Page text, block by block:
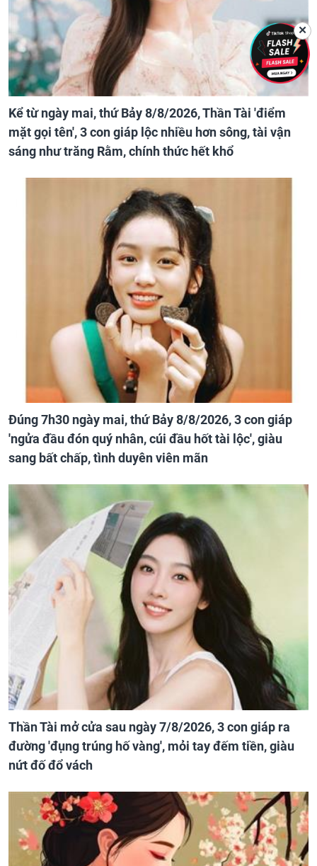
Kể từ ngày mai, thứ Bảy 8/8/2026, Thần Tài 'điểm
mặt gọi tên', 3 con giáp lộc nhiều hơn sông, tài vận
sáng như trăng Rằm, chính thức hết khổ
Đúng 7h30 ngày mai, thứ Bảy 8/8/2026, 3 con giáp
'ngửa đầu đón quý nhân, cúi đầu hốt tài lộc', giàu
sang bất chấp, tình duyên viên mãn
Thần Tài mở cửa sau ngày 7/8/2026, 3 con giáp ra
đường 'đụng trúng hố vàng', mỏi tay đếm tiền, giàu
nứt đố đổ vách
✕